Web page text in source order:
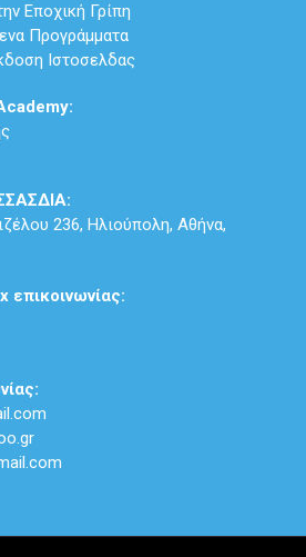
Εποχική Γρίπη
Προγράμματα
Ιστοσελδας
236, Ηλιούπολη, Αθήνα,